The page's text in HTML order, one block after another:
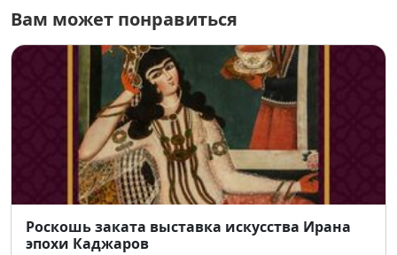
📌Основная информация:
📅 8 мая — 12 июня 2026
🕛 Время работы: 12:00–21:00
Арт Ель , ул. Романова, 23, цокольный этаж
🎫 Вход свободный
Вам может понравиться
Роскошь заката выставка искусства Ирана
эпохи Каджаров